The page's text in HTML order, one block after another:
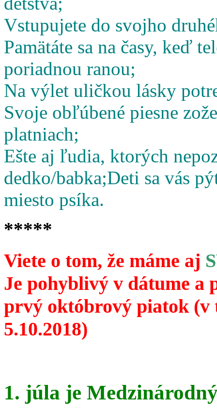
Vstupujete do svojho
Pamätáte sa na časy, keď
poriadnou ranou;
Na výlet uličkou lásky
Svoje obľúbené piesne
platniach;
Ešte aj ľudia, ktorých
dedko/babka;Deti sa vás
miesto psíka.
*****
Viete o tom, že máme aj
Je pohyblivý v dátume a
prvý októbrový piatok
5.10.2018)
1. júla je